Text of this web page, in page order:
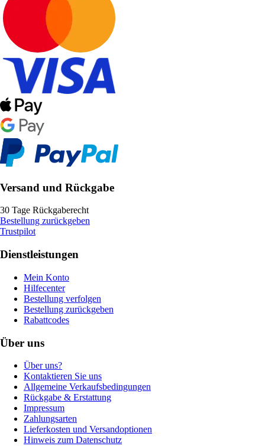
Versand und Rückgabe
30 Tage Rückgaberecht
Bestellung zurückgeben
Trustpilot
Dienstleistungen
Mein Konto
Hilfecenter
Bestellung verfolgen
Bestellung zurückgeben
Rabattcodes
Über uns
Über uns?
Kontaktieren Sie uns
Allgemeine Verkaufsbedingungen
Rückgabe & Erstattung
Impressum
Zahlungsarten
Lieferkosten und Versandoptionen
Hinweis zum Datenschutz